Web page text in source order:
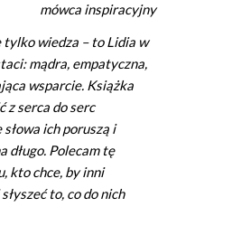
mówca inspiracyjny
tylko wiedza – to Lidia w
mądra, empatyczna,
wsparcie. Książka
z serca do serc
słowa ich poruszą i
długo. Polecam tę
kto chce, by inni
to, co do nich